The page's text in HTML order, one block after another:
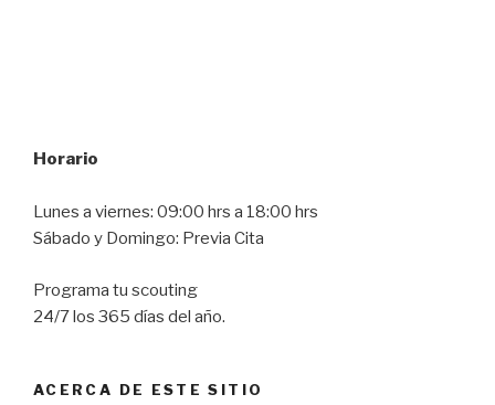
Horario
Lunes a viernes: 09:00 hrs a 18:00 hrs
Sábado y Domingo: Previa Cita
Programa tu scouting
24/7 los 365 días del año.
ACERCA DE ESTE SITIO